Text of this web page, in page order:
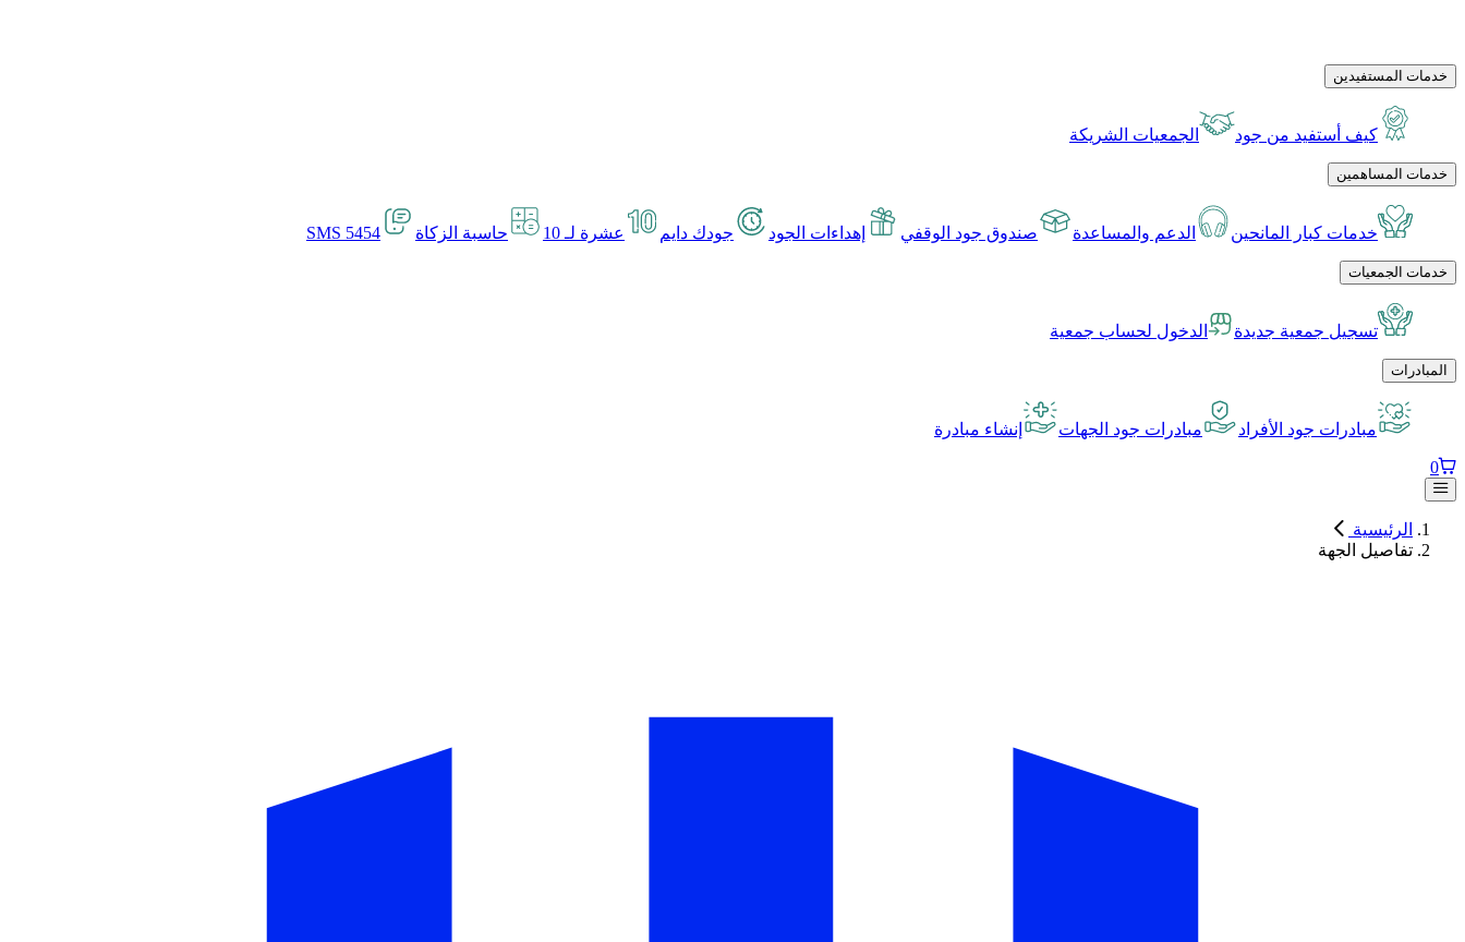
خدمات المستفيدين
كيف أستفيد من جود الجمعيات الشريكة
خدمات المساهمين
خدمات كبار المانحين الدعم والمساعدة صندوق جود الوقفي إهداءات الجود جودك دايم عشرة لـ 10 حاسبة الزكاة SMS 5454
خدمات الجمعيات
تسجيل جمعية جديدة الدخول لحساب جمعية
المبادرات
مبادرات جود الأفراد مبادرات جود الجهات إنشاء مبادرة
0
الرئيسية
تفاصيل الجهة